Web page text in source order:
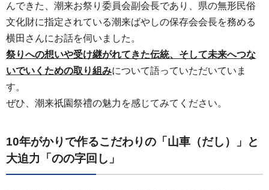
んできた、潮来お祭り委員会副会長であり、県の無形民俗
文化財に指定されている潮来ばやしの保存会会長を務める
横田さんにお話を伺いました。
祭りへの想いや受け継がれてきた伝統、そして未来へつな
いでいくための取り組みについて語っていただいていま
す。
ぜひ、潮来祇園祭禮の魅力を感じてみてください。
10年がかりで作るこだわりの「山車（だし）」と
大迫力「のの字回し」